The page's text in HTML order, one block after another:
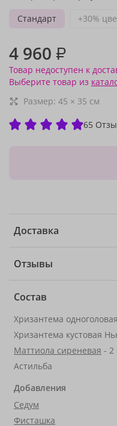
Стандарт
+30%
4 960 ₽
Товар недоступен к
Выберите товар из
Размер: 45 × 35 см
65
Доставка
Отзывы
Состав
Хризантема
Хризантема кустовая
Маттиола сиреневая - 2
Астильба
Добавления
Седум
Фисташка